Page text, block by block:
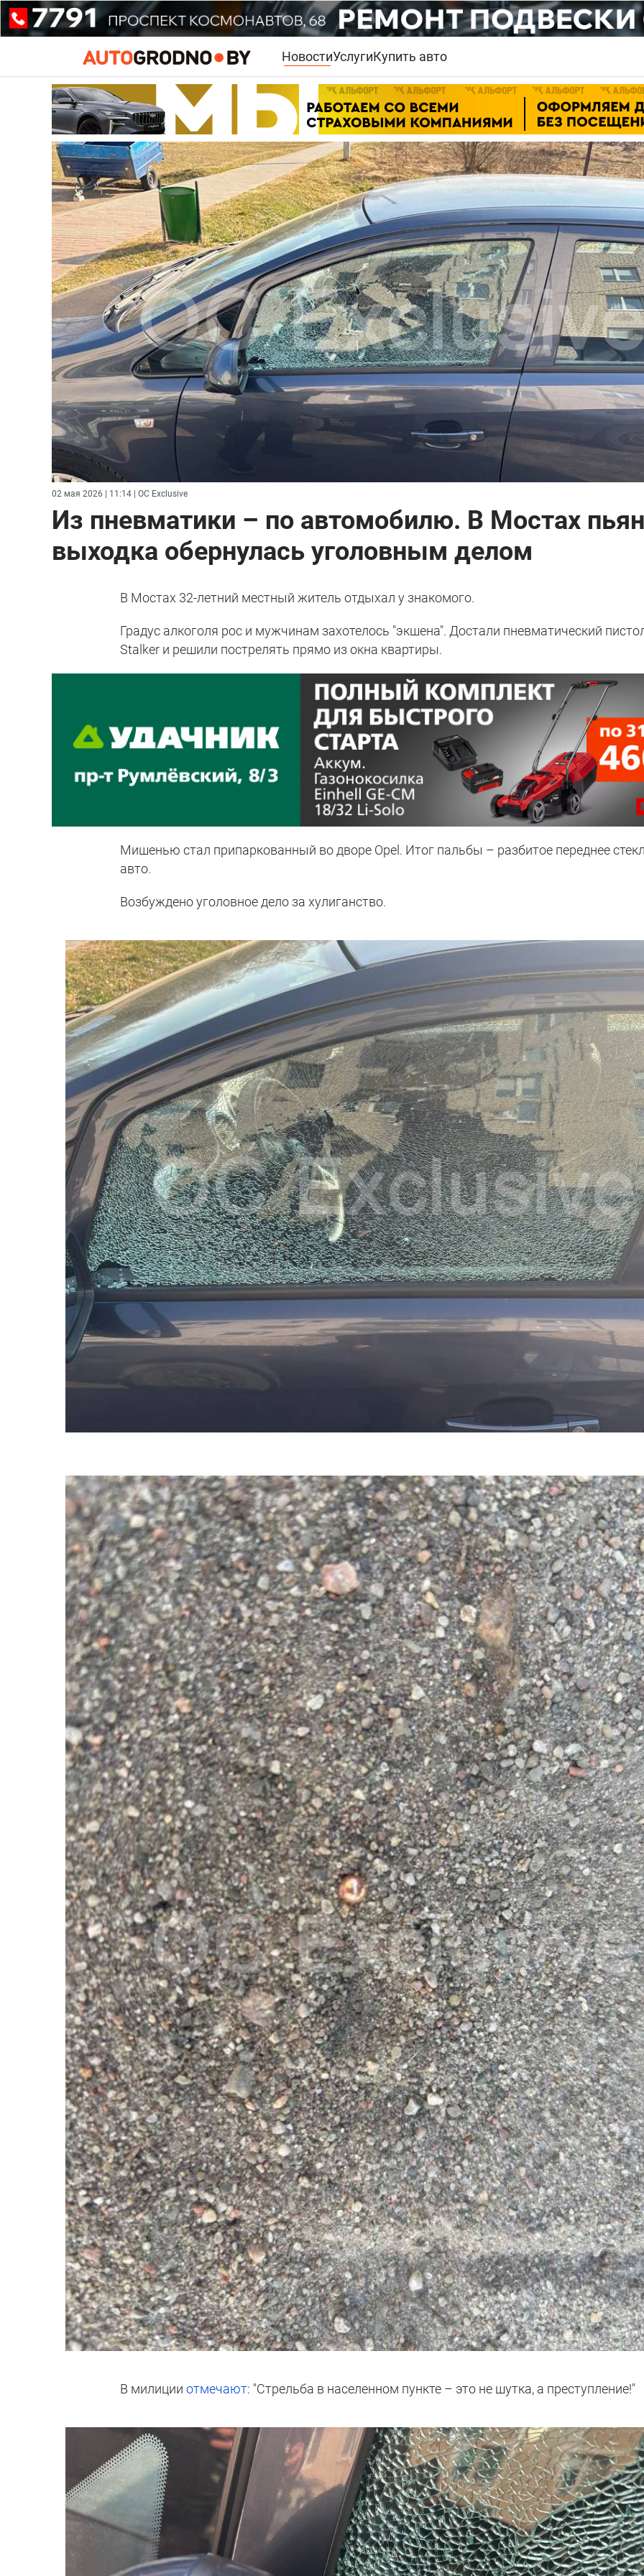
НовостиУслугиКупить авто
02 мая 2026 | 11:14 | OC Exclusive
Из пневматики – по автомобилю. В Мостах
выходка обернулась уголовным делом
В Мостах 32-летний местный житель отдыхал у знакомого.
Градус алкоголя рос и мужчинам захотелось "экшена". Достали пневматический
Stalker и решили пострелять прямо из окна квартиры.
Мишенью стал припаркованный во дворе Opel. Итог пальбы – разбитое переднее
авто.
Возбуждено уголовное дело за хулиганство.
В милицииотмечают: "Стрельба в населенном пункте – это не шутка, а преступление!"